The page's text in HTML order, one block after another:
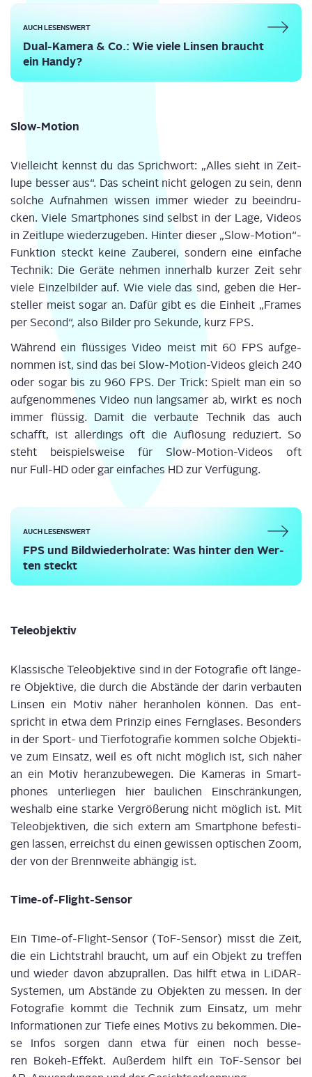
AUCH LESENSWERT
Dual-Kame­ra & Co.: Wie vie­le Lin­sen braucht
ein Handy?
Slow-Moti­on
Viel­leicht kennst du das Sprich­wort: „Alles sieht in Zeit­
lu­pe bes­ser aus“. Das scheint nicht gelo­gen zu sein, denn
sol­che Auf­nah­men wis­sen immer wie­der zu beein­dru­
cken. Vie­le Smart­phones sind selbst in der Lage, Vide­os
in Zeit­lu­pe wie­der­zu­ge­ben. Hin­ter die­ser „Slow-Motion“-
Funktion steckt kei­ne Zau­be­rei, son­dern eine ein­fa­che
Tech­nik: Die Gerä­te neh­men inner­halb kur­zer Zeit sehr
vie­le Ein­zel­bil­der auf. Wie vie­le das sind, geben die Her­
stel­ler meist sogar an. Dafür gibt es die Ein­heit „Frames
per Second“, also Bil­der pro Sekun­de, kurz FPS.
Wäh­rend ein flüs­si­ges Video meist mit 60 FPS auf­ge­
nom­men ist, sind das bei Slow-Moti­on-Vide­os gleich 240
oder sogar bis zu 960 FPS. Der Trick: Spielt man ein so
auf­ge­nom­me­nes Video nun lang­sa­mer ab, wirkt es noch
immer flüs­sig. Damit die ver­bau­te Tech­nik das auch
schafft, ist aller­dings oft die Auf­lö­sung redu­ziert. So
steht bei­spiels­wei­se für Slow-Moti­on-Vide­os oft
nur Full-HD oder gar ein­fa­ches HD zur Ver­fü­gung.
AUCH LESENSWERT
FPS und Bild­wie­der­hol­ra­te: Was hin­ter den Wer­
ten steckt
Tele­ob­jek­tiv
Klas­si­sche Tele­ob­jek­ti­ve sind in der Foto­gra­fie oft län­ge­
re Objek­ti­ve, die durch die Abstän­de der dar­in ver­bau­ten
Lin­sen ein Motiv näher her­anholen kön­nen. Das ent­
spricht in etwa dem Prin­zip eines Fern­gla­ses. Beson­ders
in der Sport- und Tier­fo­to­gra­fie kom­men sol­che Objek­ti­
ve zum Ein­satz, weil es oft nicht mög­lich ist, sich näher
an ein Motiv her­an­zu­be­we­gen. Die Kame­ras in Smart­
phones unter­lie­gen hier bau­li­chen Ein­schrän­kun­gen,
wes­halb eine star­ke Ver­grö­ße­rung nicht mög­lich ist. Mit
Tele­ob­jek­ti­ven, die sich extern am Smart­phone befes­ti­
gen las­sen, erreichst du einen gewis­sen opti­schen Zoom,
der von der Brenn­wei­te abhän­gig ist.
Time-of-Flight-Sen­sor
Ein Time-of-Flight-Sen­sor (ToF-Sen­sor) misst die Zeit,
die ein Licht­strahl braucht, um auf ein Objekt zu tref­fen
und wie­der davon abzu­pral­len. Das hilft etwa in LiDAR-
Sys­te­men, um Abstän­de zu Objek­ten zu mes­sen. In der
Foto­gra­fie kommt die Tech­nik zum Ein­satz, um mehr
Infor­ma­tio­nen zur Tie­fe eines Motivs zu bekom­men. Die­
se Infos sor­gen dann etwa für einen noch bes­se­
ren Bokeh-Effekt. Außer­dem hilft einToF-Sen­sor bei